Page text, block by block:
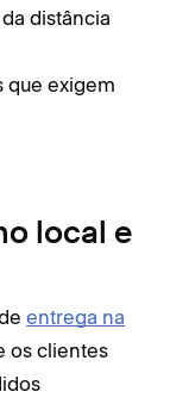
distância
que exigem
local e
entrega na
os clientes